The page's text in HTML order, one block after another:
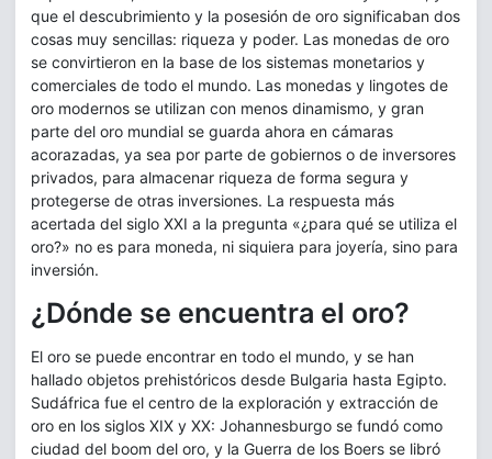
que el descubrimiento y la posesión de oro significaban dos
cosas muy sencillas: riqueza y poder. Las monedas de oro
se convirtieron en la base de los sistemas monetarios y
comerciales de todo el mundo. Las monedas y lingotes de
oro modernos se utilizan con menos dinamismo, y gran
parte del oro mundial se guarda ahora en cámaras
acorazadas, ya sea por parte de gobiernos o de inversores
privados, para almacenar riqueza de forma segura y
protegerse de otras inversiones. La respuesta más
acertada del siglo XXI a la pregunta «¿para qué se utiliza el
oro?» no es para moneda, ni siquiera para joyería, sino para
inversión.
¿Dónde se encuentra el oro?
El oro se puede encontrar en todo el mundo, y se han
hallado objetos prehistóricos desde Bulgaria hasta Egipto.
Sudáfrica fue el centro de la exploración y extracción de
oro en los siglos XIX y XX: Johannesburgo se fundó como
ciudad del boom del oro, y la Guerra de los Boers se libró